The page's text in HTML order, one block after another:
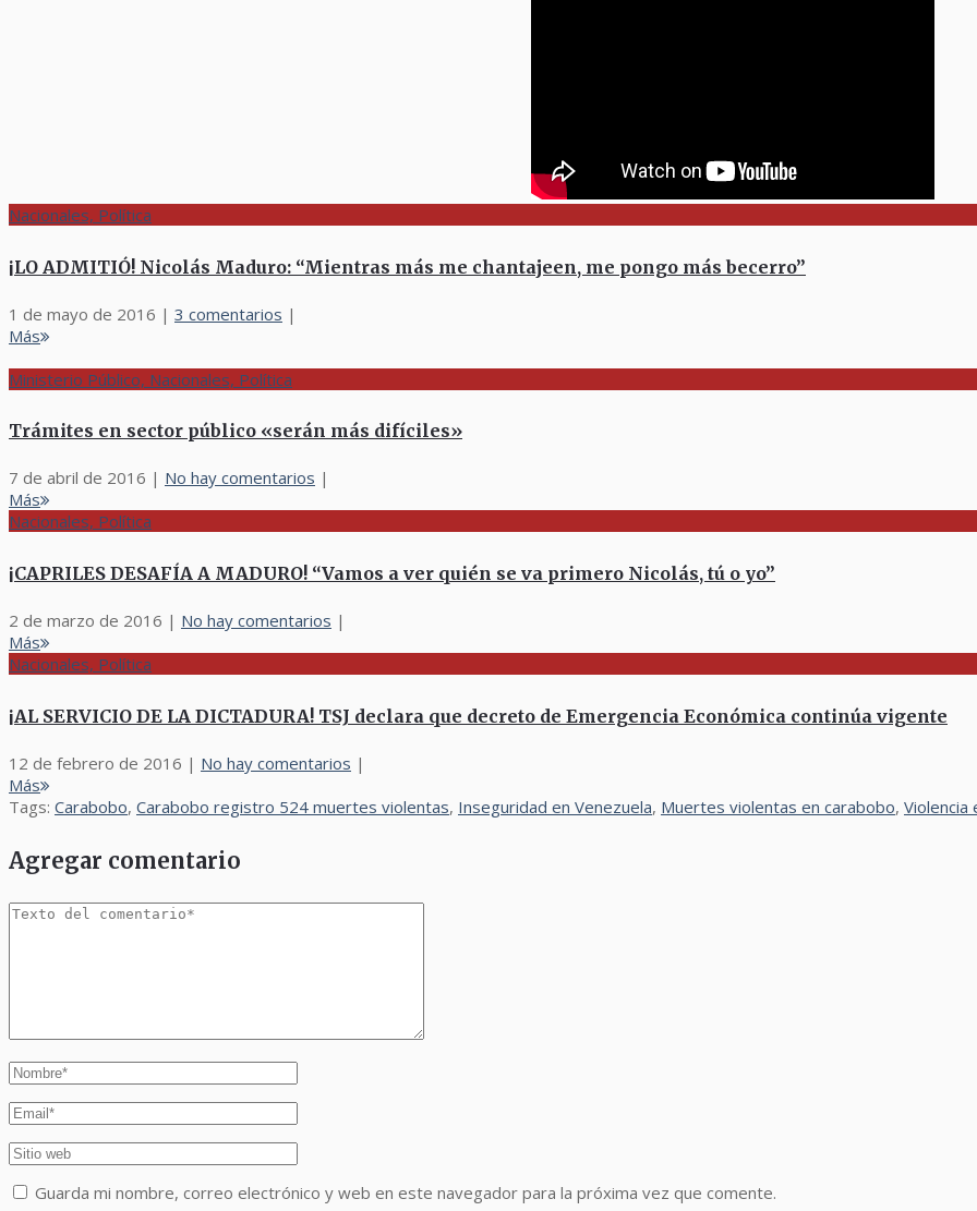
Nacionales, Política
¡LO ADMITIÓ! Nicolás Maduro: “Mientras más me chantajeen, me pongo más becerro”
1 de mayo de 2016 | 3 comentarios |
Más
Ministerio Público, Nacionales, Política
Trámites en sector público «serán más difíciles»
7 de abril de 2016 | No hay comentarios |
Más
Nacionales, Política
¡CAPRILES DESAFÍA A MADURO! “Vamos a ver quién se va primero Nicolás, tú o yo”
2 de marzo de 2016 | No hay comentarios |
Más
Nacionales, Política
¡AL SERVICIO DE LA DICTADURA! TSJ declara que decreto de Emergencia Económica continúa vigente
12 de febrero de 2016 | No hay comentarios |
Más
Tags: Carabobo, Carabobo registro 524 muertes violentas, Inseguridad en Venezuela, Muertes violentas en carabobo, Violencia
Agregar comentario
Guarda mi nombre, correo electrónico y web en este navegador para la próxima vez que comente.